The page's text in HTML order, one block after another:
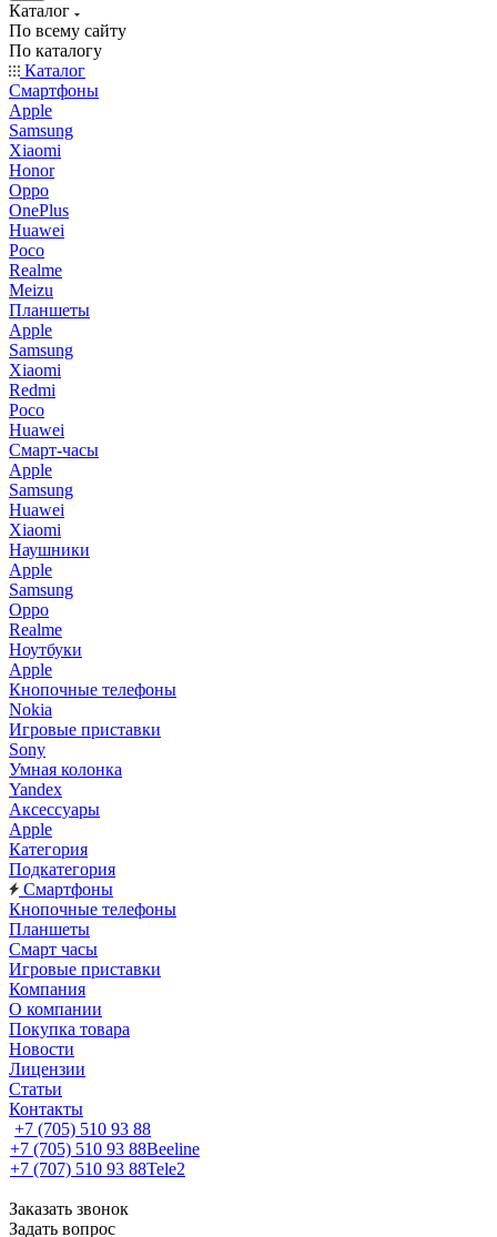
Каталог
По всему сайту
По каталогу
Каталог
Смартфоны
Apple
Samsung
Xiaomi
Honor
Oppo
OnePlus
Huawei
Poco
Realme
Meizu
Планшеты
Apple
Samsung
Xiaomi
Redmi
Poco
Huawei
Смарт-часы
Apple
Samsung
Huawei
Xiaomi
Наушники
Apple
Samsung
Oppo
Realme
Ноутбуки
Apple
Кнопочные телефоны
Nokia
Игровые приставки
Sony
Умная колонка
Yandex
Аксессуары
Apple
Категория
Подкатегория
Смартфоны
Кнопочные телефоны
Планшеты
Смарт часы
Игровые приставки
Компания
О компании
Покупка товара
Новости
Лицензии
Статьи
Контакты
+7 (705) 510 93 88
+7 (705) 510 93 88Beeline
+7 (707) 510 93 88Tele2
Заказать звонок
Задать вопрос